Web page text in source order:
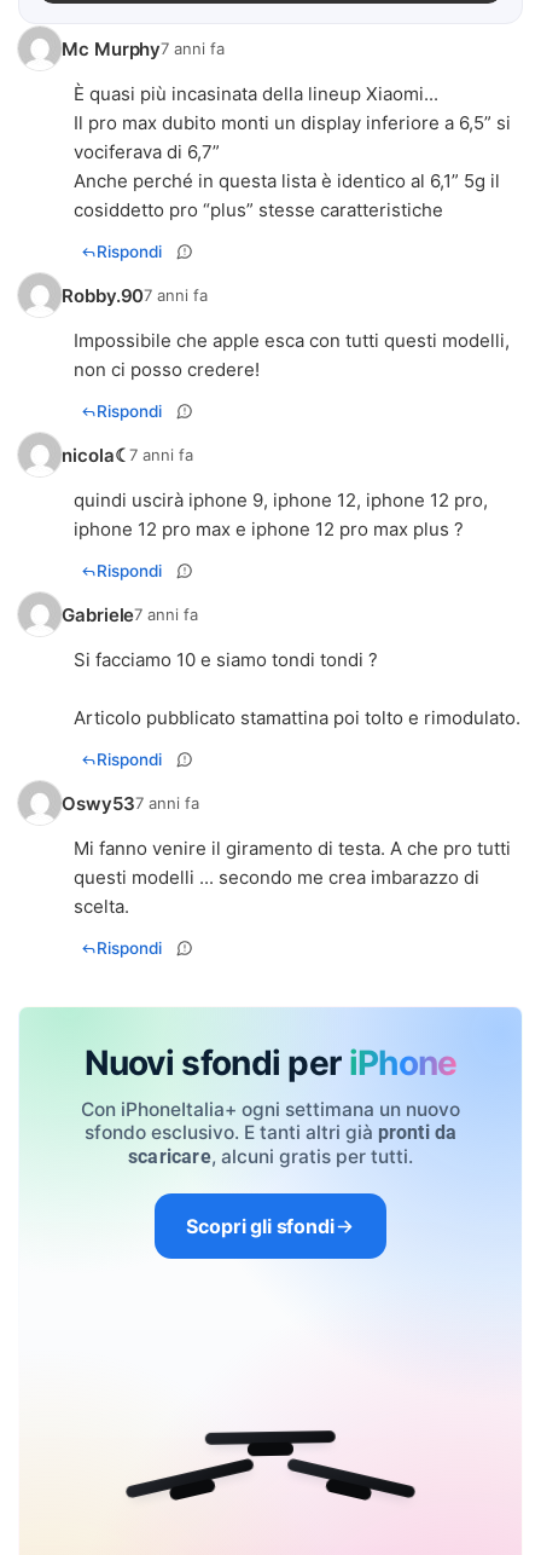
Mc Murphy7 anni fa
È quasi più incasinata della lineup Xiaomi...
Il pro max dubito monti un display inferiore a 6,5” si
vociferava di 6,7”
Anche perché in questa lista è identico al 6,1” 5g il
cosiddetto pro “plus” stesse caratteristiche
Rispondi
Robby.907 anni fa
Impossibile che apple esca con tutti questi modelli,
non ci posso credere!
Rispondi
nicola☾7 anni fa
quindi uscirà iphone 9, iphone 12, iphone 12 pro,
iphone 12 pro max e iphone 12 pro max plus ?
Rispondi
Gabriele7 anni fa
Si facciamo 10 e siamo tondi tondi ?
Articolo pubblicato stamattina poi tolto e rimodulato.
Rispondi
Oswy537 anni fa
Mi fanno venire il giramento di testa. A che pro tutti
questi modelli ... secondo me crea imbarazzo di
scelta.
Rispondi
Nuovi sfondi per iPhone
Con iPhoneItalia+ ogni settimana un nuovo
sfondo esclusivo. E tanti altri già pronti da
scaricare, alcuni gratis per tutti.
Scopri gli sfondi